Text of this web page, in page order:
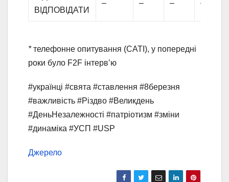
ВІДПОВІДАТИ
– – – –
*телефонне опитування (CATI), у попередні
роки було F2F інтерв’ю
#українці #свята #ставлення #8березня
#важливість #Різдво #Великдень
#ДеньНезалежності #патріотизм #зміни
#динаміка #УСП #USP
Джерело